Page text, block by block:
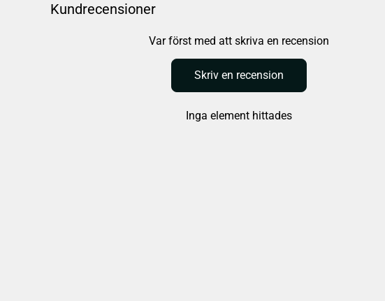
Kundrecensioner
Var först med att skriva en recension
Skriv en recension
Inga element hittades